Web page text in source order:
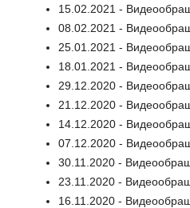
15.02.2021 -
08.02.2021 -
25.01.2021 -
18.01.2021 -
29.12.2020 -
21.12.2020 -
14.12.2020 -
07.12.2020 -
30.11.2020 -
23.11.2020 -
16.11.2020 -